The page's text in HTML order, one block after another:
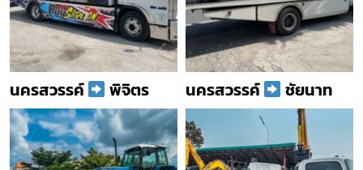
นครสวรรค์ พิจิตร นครสวรรค์ ชัยนาท